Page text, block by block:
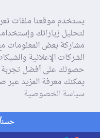
يستخدم موقعنا ملفات
لتحليل زياراتك
الشركات الإعلانية
حصولك على أفضل
يمكنك معرفة المزيد عبر
سياسة الخصوصية
حسناً